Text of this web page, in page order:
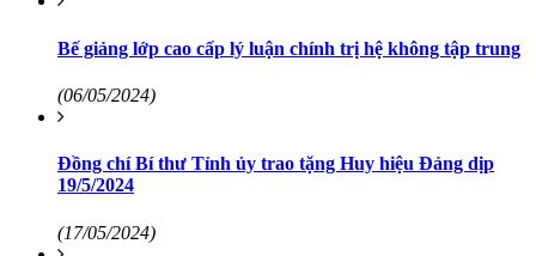
Bế giảng lớp cao cấp lý luận chính trị hệ không tập trung
(06/05/2024)
Đồng chí Bí thư Tỉnh ủy trao tặng Huy hiệu Đảng dịp
19/5/2024
(17/05/2024)